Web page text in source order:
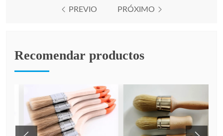
PREVIO PRÓXIMO
Recomendar productos